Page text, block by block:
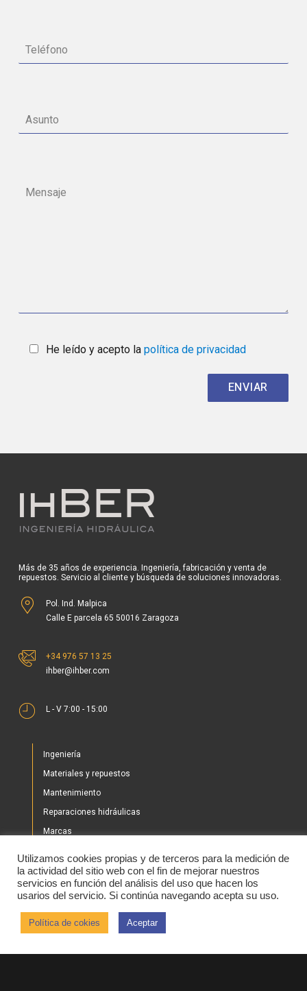
He leído y acepto la política de privacidad
Más de 35 años de experiencia. Ingeniería, fabricación y venta de
repuestos. Servicio al cliente y búsqueda de soluciones innovadoras.
Pol. Ind. Malpica
Calle E parcela 65 50016 Zaragoza
+34 976 57 13 25
ihber@ihber.com
L - V 7:00 - 15:00
Ingeniería
Materiales y repuestos
Mantenimiento
Reparaciones hidráulicas
Marcas
Tienda
Noticias
2020 © IHBER
Utilizamos cookies propias y de terceros para la medición de
la actividad del sitio web con el fin de mejorar nuestros
servicios en función del análisis del uso que hacen los
usarios del servicio. Si continúa navegando acepta su uso.
Política de cokies Aceptar